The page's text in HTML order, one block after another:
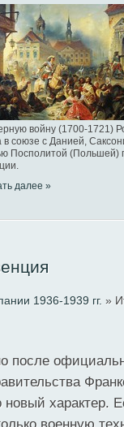
войну (1700-1721)
в союзе с Данией,
Посполитой (Польшей)
далее »
1936-1939 гг. »
после
новый характер.